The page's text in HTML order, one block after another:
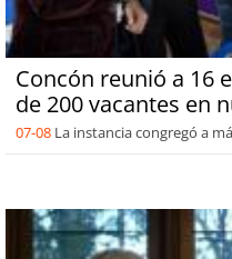
Concón reunió a 16
de 200 vacantes en
07-08 La instancia congregó a